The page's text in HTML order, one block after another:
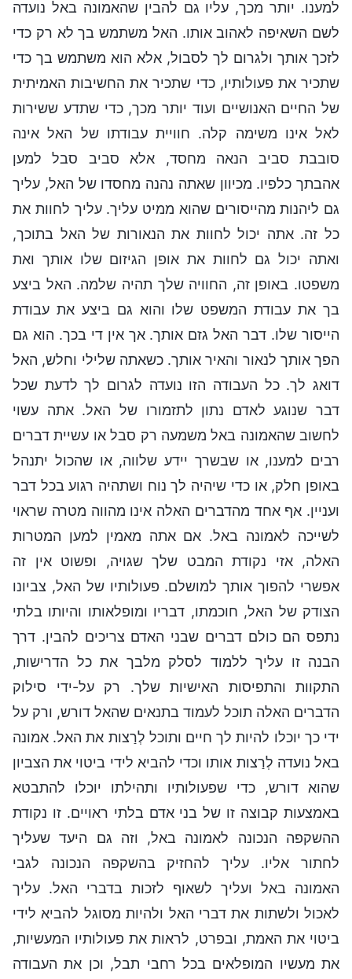
למענו. יותר מכך, עליו גם להבין שהאמונה באל נועדה
לשם השאיפה לאהוב אותו. האל משתמש בך לא רק כדי
לזכך אותך ולגרום לך לסבול, אלא הוא משתמש בך כדי
שתכיר את פעולותיו, כדי שתכיר את החשיבות האמיתית
של החיים האנושיים ועוד יותר מכך, כדי שתדע ששירות
לאל אינו משימה קלה. חוויית עבודתו של האל אינה
סובבת סביב הנאה מחסד, אלא סביב סבל למען
אהבתך כלפיו. מכיוון שאתה נהנה מחסדו של האל, עליך
גם ליהנות מהייסורים שהוא ממיט עליך. עליך לחוות את
כל זה. אתה יכול לחוות את הנאורות של האל בתוכך,
ואתה יכול גם לחוות את אופן הגיזום שלו אותך ואת
משפטו. באופן זה, החוויה שלך תהיה שלמה. האל ביצע
בך את עבודת המשפט שלו והוא גם ביצע את עבודת
הייסור שלו. דבר האל גזם אותך. אך אין די בכך. הוא גם
הפך אותך לנאור והאיר אותך. כשאתה שלילי וחלש, האל
דואג לך. כל העבודה הזו נועדה לגרום לך לדעת שכל
דבר שנוגע לאדם נתון לתזמורו של האל. אתה עשוי
לחשוב שהאמונה באל משמעה רק סבל או עשיית דברים
רבים למענו, או שבשרך יידע שלווה, או שהכול יתנהל
באופן חלק, או כדי שיהיה לך נוח ושתהיה רגוע בכל דבר
ועניין. אף אחד מהדברים האלה אינו מהווה מטרה שראוי
לשייכה לאמונה באל. אם אתה מאמין למען המטרות
האלה, אזי נקודת המבט שלך שגויה, ופשוט אין זה
אפשרי להפוך אותך למושלם. פעולותיו של האל, צביונו
הצודק של האל, חוכמתו, דבריו ומופלאותו והיותו בלתי
נתפס הם כולם דברים שבני האדם צריכים להבין. דרך
הבנה זו עליך ללמוד לסלק מלבך את כל הדרישות,
התקוות והתפיסות האישיות שלך. רק על-ידי סילוק
הדברים האלה תוכל לעמוד בתנאים שהאל דורש, ורק על
ידי כך יוכלו להיות לך חיים ותוכל לְרַצות את האל. אמונה
באל נועדה לְרַצות אותו וכדי להביא לידי ביטוי את הצביון
שהוא דורש, כדי שפעולותיו ותהילתו יוכלו להתבטא
באמצעות קבוצה זו של בני אדם בלתי ראויים. זו נקודת
ההשקפה הנכונה לאמונה באל, וזה גם היעד שעליך
לחתור אליו. עליך להחזיק בהשקפה הנכונה לגבי
האמונה באל ועליך לשאוף לזכות בדברי האל. עליך
לאכול ולשתות את דברי האל ולהיות מסוגל להביא לידי
ביטוי את האמת, ובפרט, לראות את פעולותיו המעשיות,
את מעשיו המופלאים בכל רחבי תבל, וכן את העבודה